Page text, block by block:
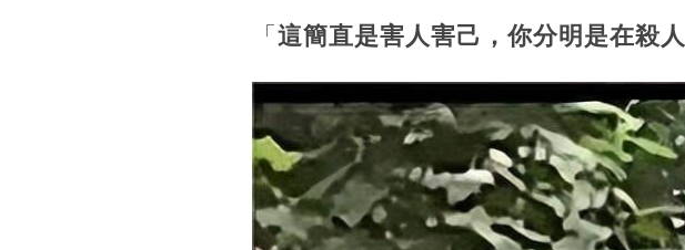
「 這簡直是害人害己，你分明是在殺人